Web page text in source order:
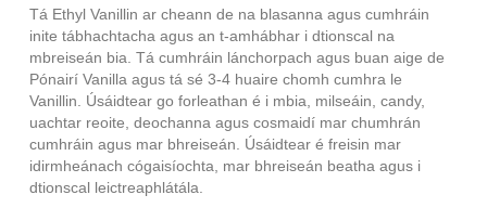
Tá Ethyl Vanillin ar cheann de na blasanna agus cumhráin
inite tábhachtacha agus an t-amhábhar i dtionscal na
mbreiseán bia. Tá cumhráin lánchorpach agus buan aige de
Pónairí Vanilla agus tá sé 3-4 huaire chomh cumhra le
Vanillin. Úsáidtear go forleathan é i mbia, milseáin, candy,
uachtar reoite, deochanna agus cosmaidí mar chumhrán
cumhráin agus mar bhreiseán. Úsáidtear é freisin mar
idirmheánach cógaisíochta, mar bhreiseán beatha agus i
dtionscal leictreaphlátála.